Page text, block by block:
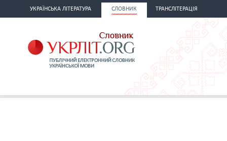
УКРАЇНСЬКА ЛІТЕРАТУРА СЛОВНИК ТРАНСЛІТЕРАЦІЯ